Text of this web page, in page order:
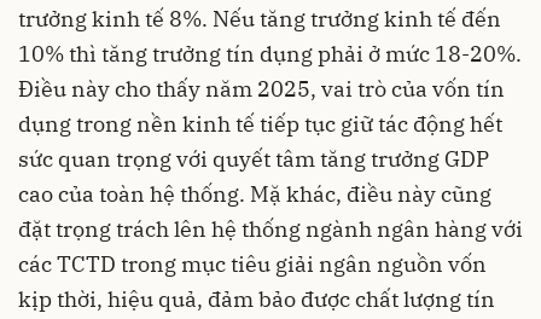
trưởng kinh tế 8%. Nếu tăng trưởng kinh tế đến
10% thì tăng trưởng tín dụng phải ở mức 18-20%.
Điều này cho thấy năm 2025, vai trò của vốn tín
dụng trong nền kinh tế tiếp tục giữ tác động hết
sức quan trọng với quyết tâm tăng trưởng GDP
cao của toàn hệ thống. Mặ khác, điều này cũng
đặt trọng trách lên hệ thống ngành ngân hàng với
các TCTD trong mục tiêu giải ngân nguồn vốn
kịp thời, hiệu quả, đảm bảo được chất lượng tín